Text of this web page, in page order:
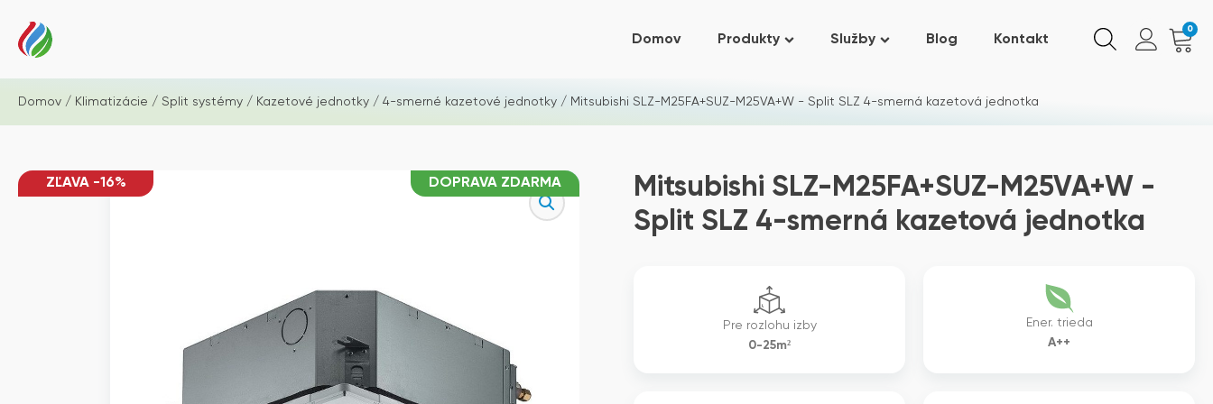
Domov Produkty Služby Blog Kontakt
0
Domov / Klimatizácie / Split systémy / Kazetové jednotky / 4-smerné kazetové jednotky / Mitsubishi SLZ-M25FA+SUZ-M25VA+W - Split SLZ 4-smerná kazetová jednotka
ZĽAVA -16% DOPRAVA ZDARMA
Mitsubishi SLZ-M25FA+SUZ-M25VA+W -
Split SLZ 4-smerná kazetová jednotka
Pre rozlohu izby
0-25m²
Ener. trieda
A++